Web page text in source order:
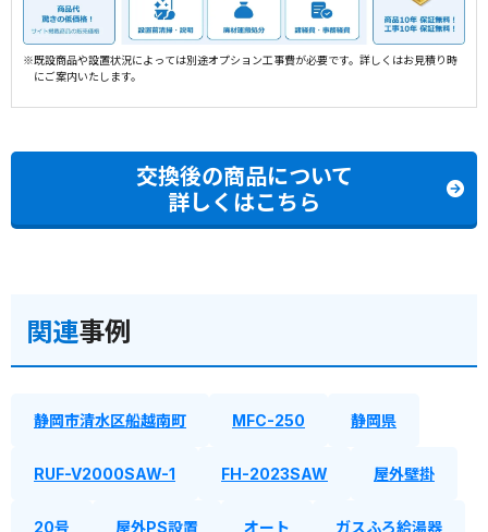
※既設商品や設置状況によっては別途オプション工事費が必要です。詳しくはお見積り時
にご案内いたします。
交換後の商品について
詳しくはこちら
関連事例
静岡市清水区船越南町 MFC-250 静岡県
RUF-V2000SAW-1 FH-2023SAW 屋外壁掛
20号 屋外PS設置 オート ガスふろ給湯器